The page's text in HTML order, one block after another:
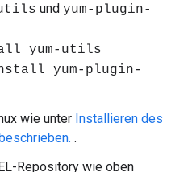
utils und yum-plugin-
yum-utils
yum-plugin-
wie unter Installieren des
.
Repository wie oben